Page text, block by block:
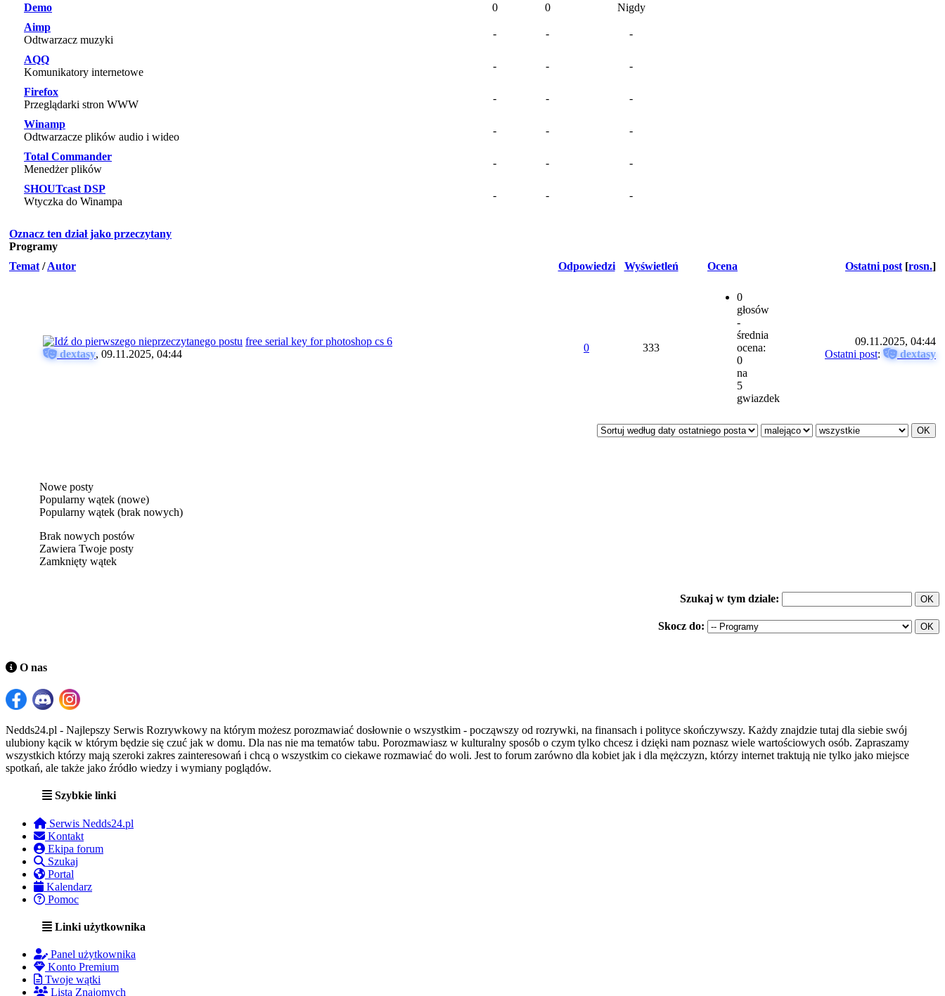
Demo
0 0
Nigdy
Aimp
Odtwarzacz muzyki
- - -
AQQ
Komunikatory internetowe
- - -
Firefox
Przeglądarki stron WWW
- - -
Winamp
Odtwarzacze plików audio i wideo
- - -
Total Commander
Menedżer plików
- - -
SHOUTcast DSP
Wtyczka do Winampa
- - -
Oznacz ten dział jako przeczytany
Programy
Temat /Autor Odpowiedzi Wyświetleń Ocena Ostatni post [rosn.]
free serial key for photoshop cs 6
dextasy, 09.11.2025, 04:44
0 333
0
głosów
-
średnia
ocena:
0
na
5
gwiazdek
09.11.2025, 04:44
Ostatni post: dextasy
Nowe posty
Popularny wątek (nowe)
Popularny wątek (brak nowych)
Brak nowych postów
Zawiera Twoje posty
Zamknięty wątek
Szukaj w tym dziale:
Skocz do:
O nas
Nedds24.pl - Najlepszy Serwis Rozrywkowy na którym możesz porozmawiać dosłownie o wszystkim - począwszy od rozrywki, na finansach i polityce skończywszy. Każdy znajdzie tutaj dla siebie swój
ulubiony kącik w którym będzie się czuć jak w domu. Dla nas nie ma tematów tabu. Porozmawiasz w kulturalny sposób o czym tylko chcesz i dzięki nam poznasz wiele wartościowych osób. Zapraszamy
wszystkich którzy mają szeroki zakres zainteresowań i chcą o wszystkim co ciekawe rozmawiać do woli. Jest to forum zarówno dla kobiet jak i dla mężczyzn, którzy internet traktują nie tylko jako miejsce
spotkań, ale także jako źródło wiedzy i wymiany poglądów.
Szybkie linki
Serwis Nedds24.pl
Kontakt
Ekipa forum
Szukaj
Portal
Kalendarz
Pomoc
Linki użytkownika
Panel użytkownika
Konto Premium
Twoje wątki
Lista Znajomych